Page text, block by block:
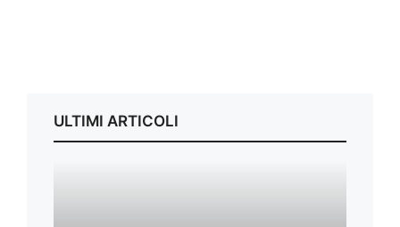
ULTIMI ARTICOLI